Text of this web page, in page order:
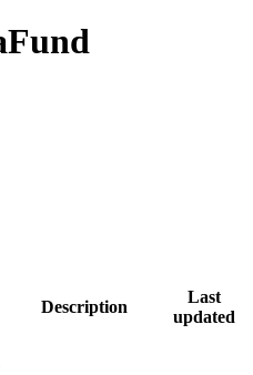
Description
Last
updated